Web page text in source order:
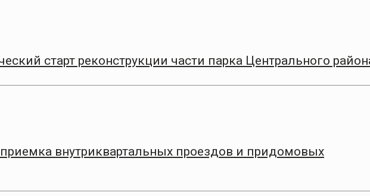
старт реконструкции части парка Центрального
внутриквартальных проездов и придомовых